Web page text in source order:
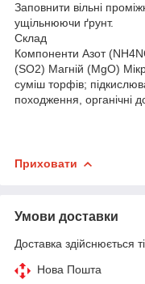
Заповнити вільні
ущільнюючи ґрунт.
Склад
Компоненти Азот
(SO2) Магній (MgO)
суміш торфів;
походження, органічні
Приховати
Умови доставки
Доставка здійснюється
Нова Пошта